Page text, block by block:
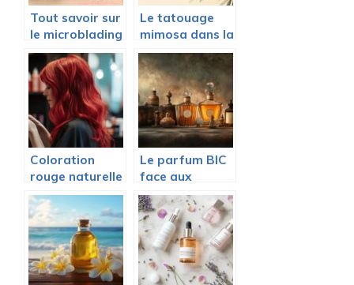
Tout savoir sur
le microblading
pour des
sourcils
parfaitement
naturels
Le tatouage
mimosa dans la
poésie
corporelle :
entre
symbolisme et
renaissance
Coloration
rouge naturelle
: Conseils
experts pour
un resultat
harmonieux
avec le henne
Le parfum BIC
face aux
geants du luxe :
analyse d’un
positionnement
manque